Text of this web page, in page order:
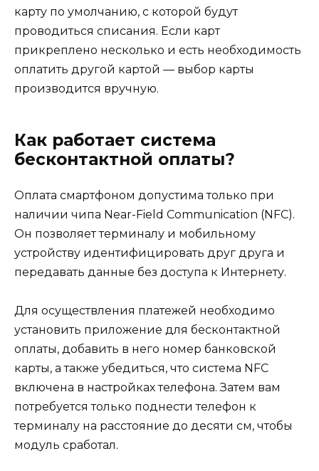
карту по умолчанию, с которой будут
проводиться списания. Если карт
прикреплено несколько и есть необходимость
оплатить другой картой — выбор карты
производится вручную.
Как работает система
бесконтактной оплаты?
Оплата смартфоном допустима только при
наличии чипа Near-Field Communication (NFC).
Он позволяет терминалу и мобильному
устройству идентифицировать друг друга и
передавать данные без доступа к Интернету.
Для осуществления платежей необходимо
установить приложение для бесконтактной
оплаты, добавить в него номер банковской
карты, а также убедиться, что система NFC
включена в настройках телефона. Затем вам
потребуется только поднести телефон к
терминалу на расстояние до десяти см, чтобы
модуль сработал.